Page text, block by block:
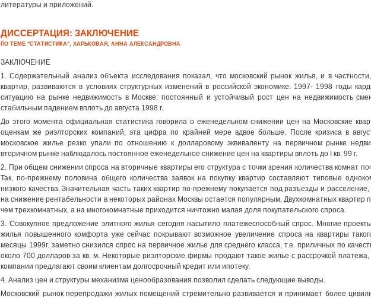
литературы и приложений.
ДИССЕРТАЦИЯ: ЗАКЛЮЧЕНИЕ
ПО ТЕМЕ "СТАТИСТИКА", ХАРЬКОВАЯ, АННА АЛЕКСАНДРОВНА
ЗАКЛЮЧЕНИЕ
1. Содержательный анализ объекта исследования показал, что московский рынок жилья, и в
квартир, развиваются в условиях структурных изменений в российской экономике. 1997- 1998 годы
ситуацию на рынке недвижимость в Москве: постоянный и устойчивый рост цен на недвижимость
стабильным падением вплоть до августа 1998 г.
До этого момента официальная статистика говорила о еженедельном снижении цен на Московские
оценкам же риэлторских компаний, эта цифра по крайней мере вдвое больше. После кризиса в
московское жилье резко упали по отношению к долларовому эквиваленту на первичном рынке
вторичном рынке наблюдалось постоянное еженедельное снижение цен на квартиры вплоть до I кв. 99 г.
2. При общем снижении спроса на вторичные квартиры его структура с точки зрения количества комнат
Так, по-прежнему половина общего количества заявок на покупку квартир составляют типовые
низкого качества. Значительная часть таких квартир по-прежнему покупается под разъезды и
на снижение рентабельности в некоторых районах Москвы остается популярным. Двухкомнатных квартир
чем трехкомнатных, а на многокомнатные приходится ничтожно малая доля покупательского спроса.
3. Совокупное предложение элитного жилья сегодня насытило платежеспособный спрос. Многие
жилья повышенного комфорта уже сейчас покрывают возможное увеличение спроса на квартиры
месяцы 1999г. заметно снизился спрос на первичное жилье для среднего класса, т.е. приличных по
около 700 долларов за кв. м. Некоторые риэлторские фирмы продают такое жилье с рассрочкой платежа,
компании предлагают своим клиентам долгосрочный кредит или ипотеку.
4. Анализ цен и структуры механизма ценообразования позволил сделать следующие выводы.
Московский рынок перепродажи жилых помещений стремительно развивается и принимает более